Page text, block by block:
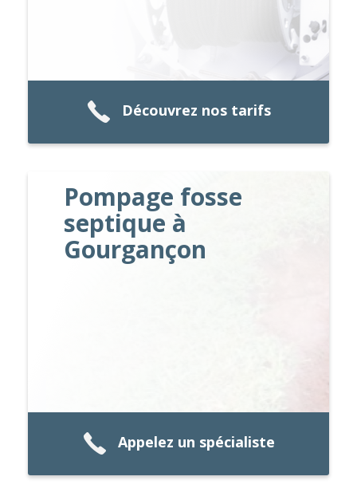
Découvrez nos tarifs
Pompage fosse
septique à
Gourgançon
Appelez un spécialiste